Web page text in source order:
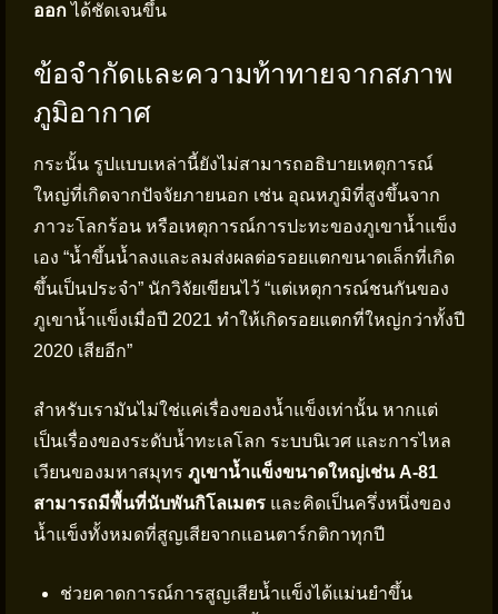
ออกได้ชัดเจนขึ้น
ข้อจำกัดและความท้าทายจากสภาพ
ภูมิอากาศ
กระนั้น รูปแบบเหล่านี้ยังไม่สามารถอธิบายเหตุการณ์
ใหญ่ที่เกิดจากปัจจัยภายนอก เช่น อุณหภูมิที่สูงขึ้นจาก
ภาวะโลกร้อน หรือเหตุการณ์การปะทะของภูเขาน้ำแข็ง
เอง “น้ำขึ้นน้ำลงและลมส่งผลต่อรอยแตกขนาดเล็กที่เกิด
ขึ้นเป็นประจำ” นักวิจัยเขียนไว้ “แต่เหตุการณ์ชนกันของ
ภูเขาน้ำแข็งเมื่อปี 2021 ทำให้เกิดรอยแตกที่ใหญ่กว่าทั้งปี
2020 เสียอีก”
สำหรับเรามันไม่ใช่แค่เรื่องของน้ำแข็งเท่านั้น หากแต่
เป็นเรื่องของระดับน้ำทะเลโลก ระบบนิเวศ และการไหล
เวียนของมหาสมุทร ภูเขาน้ำแข็งขนาดใหญ่เช่น A-81
สามารถมีพื้นที่นับพันกิโลเมตร และคิดเป็นครึ่งหนึ่งของ
น้ำแข็งทั้งหมดที่สูญเสียจากแอนตาร์กติกาทุกปี
ช่วยคาดการณ์การสูญเสียน้ำแข็งได้แม่นยำขึ้น